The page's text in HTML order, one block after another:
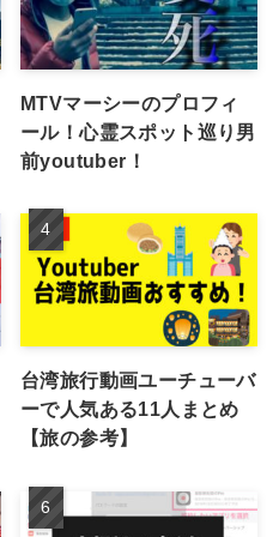
MTVマーシーのプロフィ
ール！心霊スポット巡り男
前youtuber！
台湾旅行動画ユーチューバ
ーで人気ある11人まとめ
【旅の参考】